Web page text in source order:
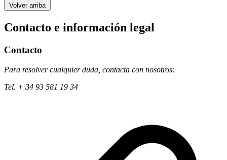
Volver arriba
Contacto e información legal
Contacto
Para resolver cualquier duda, contacta con nosotros:
Tel. + 34 93 581 19 34